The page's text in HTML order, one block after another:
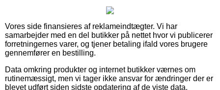
Vores side finansieres af reklameindtægter. Vi har
samarbejder med en del butikker på nettet hvor vi publicerer
forretningernes varer, og tjener betaling ifald vores brugere
gennemfører en bestilling.
Data omkring produkter og internet butikker værnes om
rutinemæssigt, men vi tager ikke ansvar for ændringer der er
blevet udført siden sidste opdatering af de viste data.